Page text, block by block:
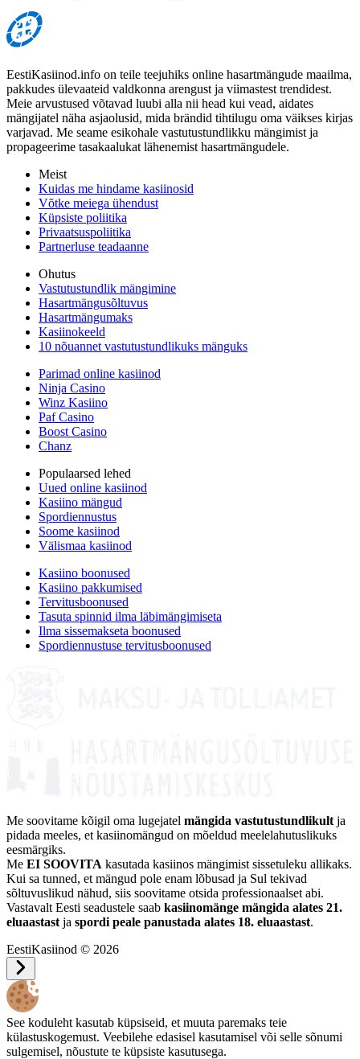
EestiKasiinod.info on teile teejuhiks online hasartmängude maailma,
pakkudes ülevaateid valdkonna arengust ja viimastest trendidest.
Meie arvustused võtavad luubi alla nii head kui vead, aidates
mängijatel näha asjaolusid, mida brändid tihtilugu oma väikses kirjas
varjavad. Me seame esikohale vastutustundlikku mängimist ja
propageerime tasakaalukat lähenemist hasartmängudele.
Meist
Kuidas me hindame kasiinosid
Võtke meiega ühendust
Küpsiste poliitika
Privaatsuspoliitika
Partnerluse teadaanne
Ohutus
Vastutustundlik mängimine
Hasartmängusõltuvus
Hasartmängumaks
Kasiinokeeld
10 nõuannet vastutustundlikuks mänguks
Parimad online kasiinod
Ninja Casino
Winz Kasiino
Paf Casino
Boost Casino
Chanz
Populaarsed lehed
Uued online kasiinod
Kasiino mängud
Spordiennustus
Soome kasiinod
Välismaa kasiinod
Kasiino boonused
Kasiino pakkumised
Tervitusboonused
Tasuta spinnid ilma läbimängimiseta
Ilma sissemakseta boonused
Spordiennustuse tervitusboonused
Me soovitame kõigil oma lugejatel mängida vastutustundlikult ja
pidada meeles, et kasiinomängud on mõeldud meelelahutuslikuks
eesmärgiks.
Me EI SOOVITA kasutada kasiinos mängimist sissetuleku allikaks.
Kui sa tunned, et mängud pole enam lõbusad ja Sul tekivad
sõltuvuslikud nähud, siis soovitame otsida professionaalset abi.
Vastavalt Eesti seadustele saab kasiinomänge mängida alates 21.
eluaastast ja spordi peale panustada alates 18. eluaastast.
EestiKasiinod © 2026
See koduleht kasutab küpsiseid, et muuta paremaks teie
külastuskogemust. Veebilehe edasisel kasutamisel või selle sõnumi
sulgemisel, nõustute te küpsiste kasutusega.